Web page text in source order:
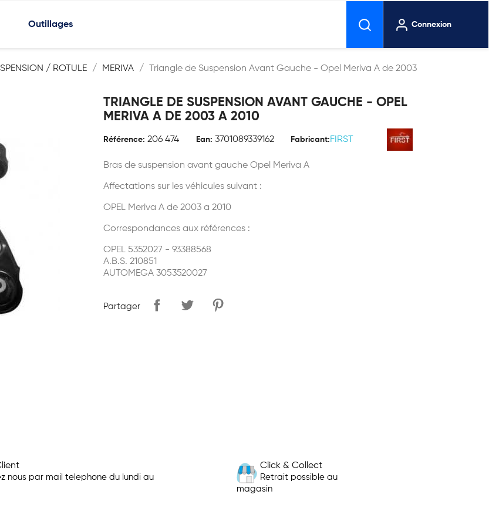
Outillages Connexion
/ ROTULE MERIVA
Triangle de Suspension Avant Gauche - Opel Meriva A de 2003
TRIANGLE DE SUSPENSION AVANT GAUCHE - OPEL
MERIVA A DE 2003 A 2010
Référence: 206 474 Ean: 3701089339162 Fabricant: FIRST
Bras de suspension avant gauche Opel Meriva A
Affectations sur les véhicules suivant :
OPEL Meriva A de 2003 a 2010
Correspondances aux références :
OPEL 5352027 - 93388568
A.B.S. 210851
AUTOMEGA 3053520027
Partager
nous par mail telephone du lundi au
Click & Collect
Retrait possible au
magasin